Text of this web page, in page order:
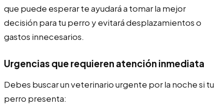
que puede esperar te ayudará a tomar la mejor
decisión para tu perro y evitará desplazamientos o
gastos innecesarios.
Urgencias que requieren atención inmediata
Debes buscar un veterinario urgente por la noche si tu
perro presenta: